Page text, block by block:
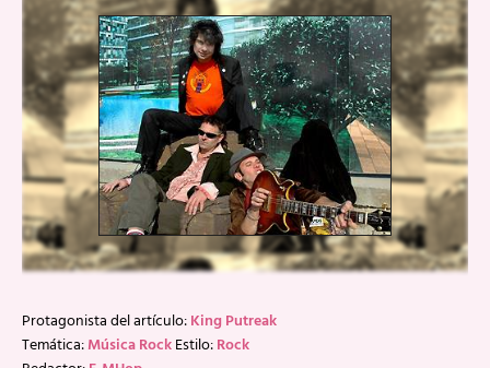
Protagonista del artículo:King Putreak
Temática:Música RockEstilo:Rock